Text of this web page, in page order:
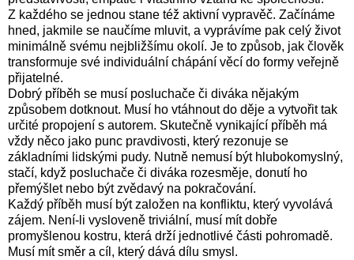
Z každého se jednou stane též aktivní vypravěč. Začínáme
hned, jakmile se naučíme mluvit, a vyprávíme pak celý život
minimálně svému nejbližšímu okolí. Je to způsob, jak člověk
transformuje své individuální chápání věcí do formy veřejně
přijatelné.
Dobrý příběh se musí posluchače či diváka nějakým
způsobem dotknout. Musí ho vtáhnout do děje a vytvořit tak
určité propojení s autorem. Skutečně vynikající příběh má
vždy něco jako punc pravdivosti, který rezonuje se
základními lidskými pudy. Nutně nemusí být hlubokomyslný,
stačí, když posluchače či diváka rozesměje, donutí ho
přemýšlet nebo být zvědavý na pokračování.
Každý příběh musí být založen na konfliktu, který vyvolává
zájem. Není-li vysloveně triviální, musí mít dobře
promyšlenou kostru, která drží jednotlivé části pohromadě.
Musí mít směr a cíl, který dává dílu smysl.